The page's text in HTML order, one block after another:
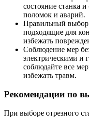
состояние станка
поломок и аварий.
Правильный выбор
подходящие для
избежать
Соблюдение мер
электрическими и
соблюдайте все
избежать травм.
Рекомендации по
При выборе отрезного